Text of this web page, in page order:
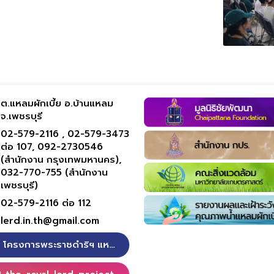
ต.แหลมผักเบี้ย อ.บ้านแหลม
จ.เพชรบุรี
02-579-2116 , 02-579-3473
ต่อ 107, 092-2730546
(สำนักงาน กรุงเทพมหานคร),
032-770-755 (สำนักงาน
เพชรบุรี)
02-579-2116 ต่อ 112
lerd.in.th@gmail.com
โครงการพระราชดำริฯ แหลมผักเบี้ย